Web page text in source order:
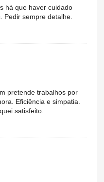
há que haver cuidado
Pedir sempre detalhe.
pretende trabalhos por
Eficiência e simpatia.
satisfeito.